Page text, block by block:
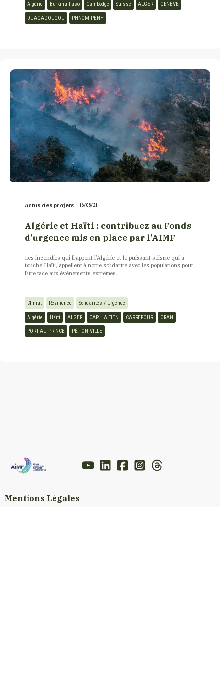
Algérie Burkina Faso Cambodge Suisse ALGER GENEVE
OUAGADOUGOU PHNOM-PENH
Actus des projets 16/08/21
Algérie et Haïti : contribuez au Fonds
d’urgence mis en place par l’AIMF
Les incendies qui frappent l’Algérie et le puissant séisme qui a
touché Haïti, appellent à notre solidarité avec les populations pour
faire face aux événements extrêmes.
Climat Résilience Solidarités / Urgence
Algérie Haïti ALGER CAP HAITIEN CARREFOUR ORAN
PORT-AU-PRINCE PÉTION-VILLE
Mentions Légales